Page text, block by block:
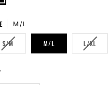
M/L
S/MVARIANT
SOLD
M/L L/XL
SOLD